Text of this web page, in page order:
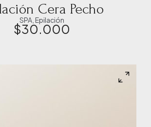
Cera Pecho
SPA Epilación
$30.000